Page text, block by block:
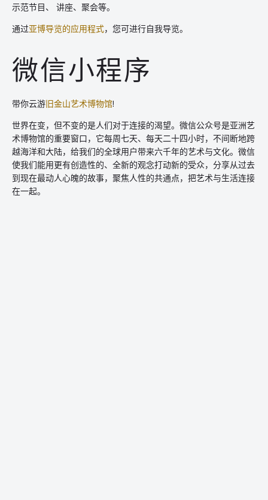
示范节目、 讲座、聚会等。
通过亚博导览的应用程式，您可进行自我导览。
微信小程序
带你云游 旧金山艺术博物馆!
世界在变，但不变的是人们对于连接的渴望。微信公众号是亚洲艺
术博物馆的重要窗口，它每周七天、每天二十四小时，不间断地跨
越海洋和大陆，给我们的全球用户带来六千年的艺术与文化。微信
使我们能用更有创造性的、全新的观念打动新的受众，分享从过去
到现在最动人心魄的故事，聚焦人性的共通点，把艺术与生活连接
在一起。